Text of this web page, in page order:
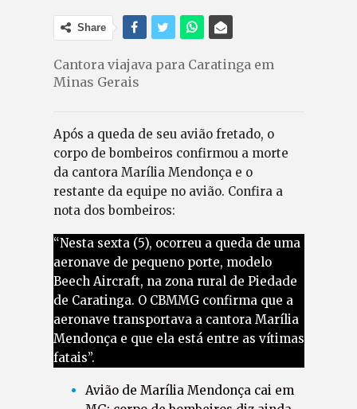
Share
Cantora viajava para Caratinga em
Minas Gerais
Após a queda de seu avião fretado, o
corpo de bombeiros confirmou a morte
da cantora Marília Mendonça e o
restante da equipe no avião. Confira a
nota dos bombeiros:
“Nesta sexta (5), ocorreu a queda de uma
aeronave de pequeno porte, modelo
Beech Aircraft, na zona rural de Piedade
de Caratinga. O CBMMG confirma que a
aeronave transportava a cantora Marília
Mendonça e que ela está entre as vítimas
fatais”.
Avião de Marília Mendonça cai em